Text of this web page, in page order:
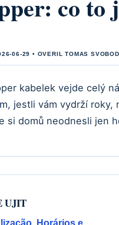
co
06-29 • OVERIL TOMAS
kabelek vejde celý
jestli vám vydrží
si domů neodnesli jen
UJIT
Horários e